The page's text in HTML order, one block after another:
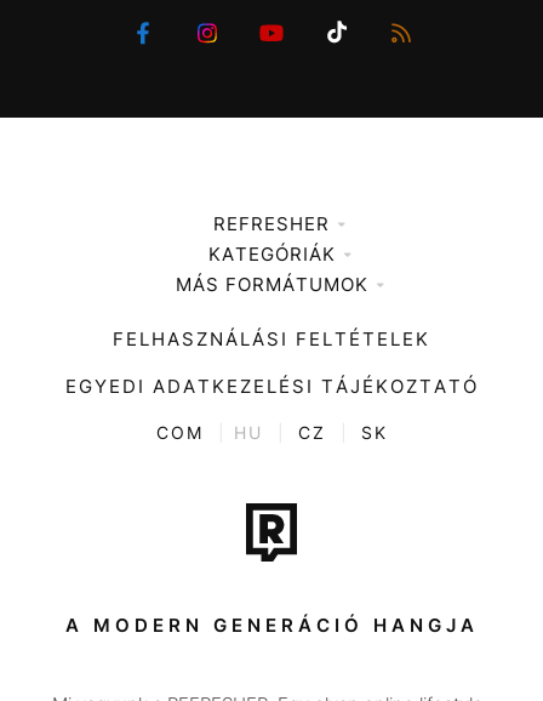
REFRESHER
Médiaajánlat
KATEGÓRIÁK
Zene
Divat
Kultúra
ENTR
Tech-Tudomány
Sport
Társadalom
MÁS FORMÁTUMOK
FELHASZNÁLÁSI FELTÉTELEK
EGYEDI ADATKEZELÉSI TÁJÉKOZTATÓ
COM HU CZ SK
A MODERN GENERÁCIÓ HANGJA